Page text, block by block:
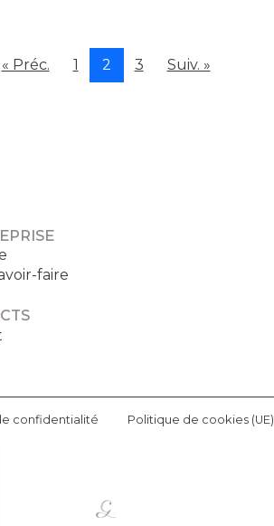
« Préc. 1 2 3 Suiv. »
faire
confidentialité Politique de cookies (UE)